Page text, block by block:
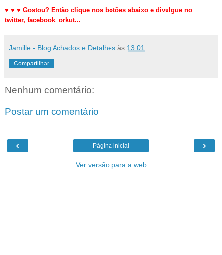
♥ ♥ ♥ Gostou? Então clique nos botões abaixo e divulgue no
twitter, facebook, orkut...
Jamille - Blog Achados e Detalhes às 13:01
Compartilhar
Nenhum comentário:
Postar um comentário
‹ ›
Página inicial
Ver versão para a web